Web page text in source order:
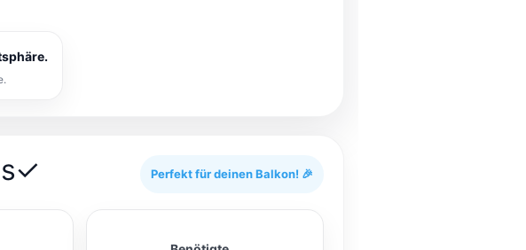
✓ Perfekt für deinen Balkon! 🎉